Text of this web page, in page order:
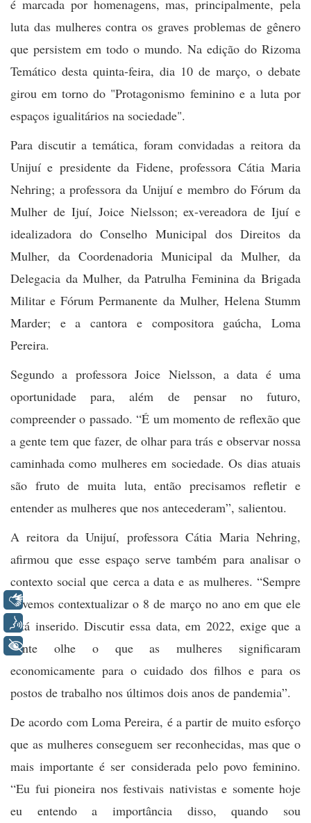
é marcada por homenagens, mas, principalmente, pela
luta das mulheres contra os graves problemas de gênero
que persistem em todo o mundo. Na edição do Rizoma
Temático desta quinta-feira, dia 10 de março, o debate
girou em torno do "Protagonismo feminino e a luta por
espaços igualitários na sociedade".
Para discutir a temática, foram convidadas a reitora da
Unijuí e presidente da Fidene, professora Cátia Maria
Nehring; a professora da Unijuí e membro do Fórum da
Mulher de Ijuí, Joice Nielsson; ex-vereadora de Ijuí e
idealizadora do Conselho Municipal dos Direitos da
Mulher, da Coordenadoria Municipal da Mulher, da
Delegacia da Mulher, da Patrulha Feminina da Brigada
Militar e Fórum Permanente da Mulher, Helena Stumm
Marder; e a cantora e compositora gaúcha, Loma
Pereira.
Segundo a professora Joice Nielsson, a data é uma
oportunidade para, além de pensar no futuro,
compreender o passado. “É um momento de reflexão que
a gente tem que fazer, de olhar para trás e observar nossa
caminhada como mulheres em sociedade. Os dias atuais
são fruto de muita luta, então precisamos refletir e
entender as mulheres que nos antecederam”, salientou.
A reitora da Unijuí, professora Cátia Maria Nehring,
afirmou que esse espaço serve também para analisar o
contexto social que cerca a data e as mulheres. “Sempre
devemos contextualizar o 8 de março no ano em que ele
está inserido. Discutir essa data, em 2022, exige que a
gente olhe o que as mulheres significaram
economicamente para o cuidado dos filhos e para os
postos de trabalho nos últimos dois anos de pandemia”.
De acordo com Loma Pereira, é a partir de muito esforço
que as mulheres conseguem ser reconhecidas, mas que o
mais importante é ser considerada pelo povo feminino.
“Eu fui pioneira nos festivais nativistas e somente hoje
eu entendo a importância disso, quando sou
Libras
Voz
+ Acessibilidade